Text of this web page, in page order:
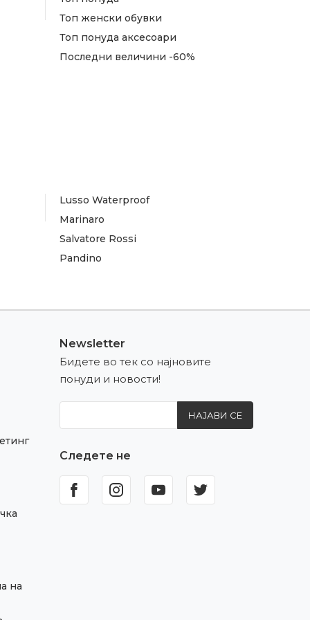
Топ женски обувки
Топ понуда аксесоари
Последни величини -60%
Lusso Waterproof
Marinaro
Salvatore Rossi
Pandino
на
Newsletter
Бидете во тек со најновите
понуди и новости!
НАЈАВИ СЕ
Следете не